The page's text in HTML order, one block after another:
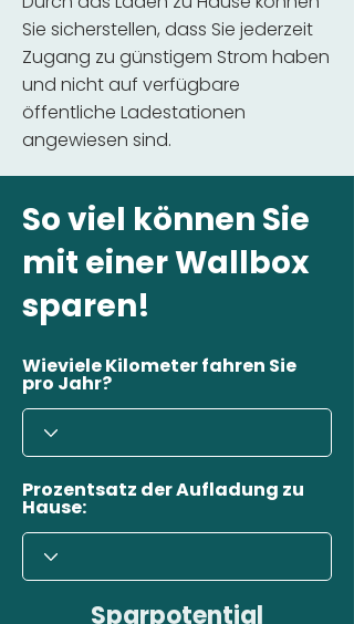
Sie sicherstellen, dass Sie jederzeit
Zugang zu günstigem Strom haben
und nicht auf verfügbare
öffentliche Ladestationen
angewiesen sind.
So viel können Sie
mit einer Wallbox
sparen!
Wieviele Kilometer fahren Sie
pro Jahr?
Prozentsatz der Aufladung zu
Hause:
Sparpotential